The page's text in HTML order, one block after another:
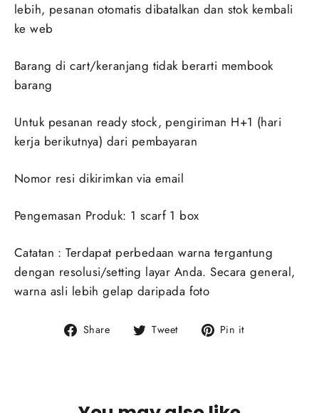
lebih, pesanan otomatis dibatalkan dan stok kembali
ke web
Barang di cart/keranjang tidak berarti membook
barang
Untuk pesanan ready stock, pengiriman H+1 (hari
kerja berikutnya) dari pembayaran
Nomor resi dikirimkan via email
Pengemasan Produk: 1 scarf 1 box
Catatan : Terdapat perbedaan warna tergantung
dengan resolusi/setting layar Anda. Secara general,
warna asli lebih gelap daripada foto
Share
Share Tweet
Tweet Pin it